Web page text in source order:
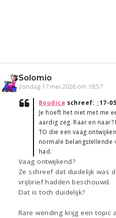
Solomio
zondag 17 mei 2026 om 18:57
Boudica schreef: ↑17-
Je hoeft het niet met me
aardig zeg. Raar en
TO die een vaag
normale belangstellende
had.
Vaag ontwijkend?
Ze schreef dat duidelijk was
vrijbrief hadden beschouwd.
Dat is toch duidelijk?
Rare wending krijg een topic